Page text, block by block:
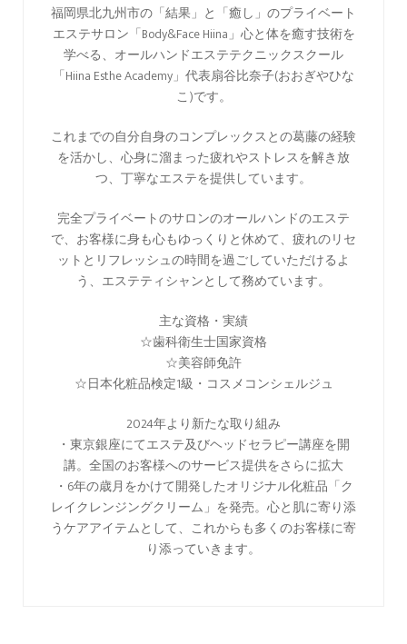
福岡県北九州市の「結果」と「癒し」のプライベート
エステサロン「Body&Face Hiina」心と体を癒す技術を
学べる、オールハンドエステテクニックスクール
「Hiina Esthe Academy」代表扇谷比奈子(おおぎやひな
こ)です。
これまでの自分自身のコンプレックスとの葛藤の経験
を活かし、心身に溜まった疲れやストレスを解き放
つ、丁寧なエステを提供しています。
完全プライベートのサロンのオールハンドのエステ
で、お客様に身も心もゆっくりと休めて、疲れのリセ
ットとリフレッシュの時間を過ごしていただけるよ
う、エステティシャンとして務めています。
主な資格・実績
☆歯科衛生士国家資格
☆美容師免許
☆日本化粧品検定1級・コスメコンシェルジュ
2024年より新たな取り組み
・東京銀座にてエステ及びヘッドセラピー講座を開
講。全国のお客様へのサービス提供をさらに拡大
・6年の歳月をかけて開発したオリジナル化粧品「ク
レイクレンジングクリーム」を発売。心と肌に寄り添
うケアアイテムとして、これからも多くのお客様に寄
り添っていきます。